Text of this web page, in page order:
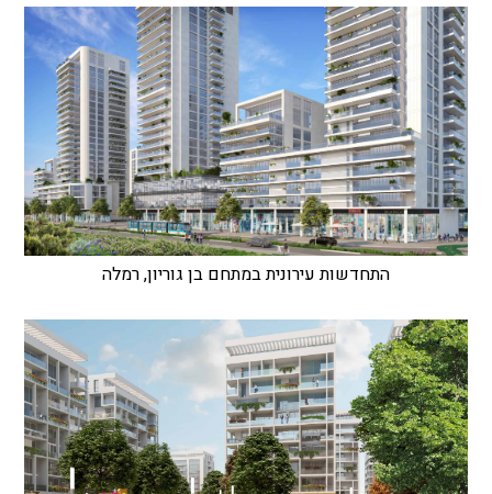
התחדשות עירונית במתחם בן גוריון, רמלה